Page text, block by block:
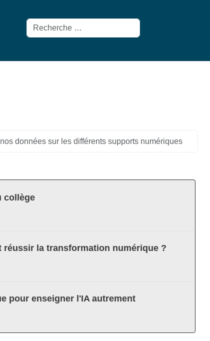
Rechercher
données sur les différents supports numériques
collège
la transformation numérique ?
pour enseigner l'IA autrement